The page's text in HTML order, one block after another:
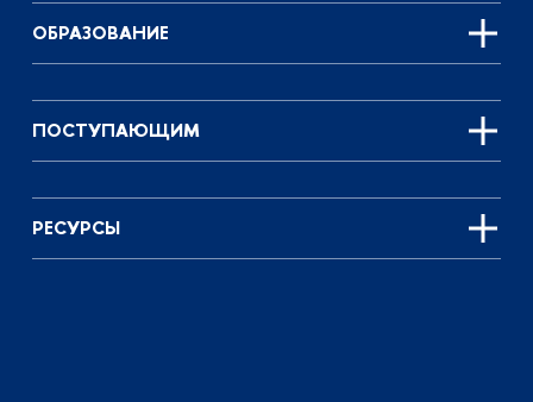
ОБРАЗОВАНИЕ
ПОСТУПАЮЩИМ
РЕСУРСЫ